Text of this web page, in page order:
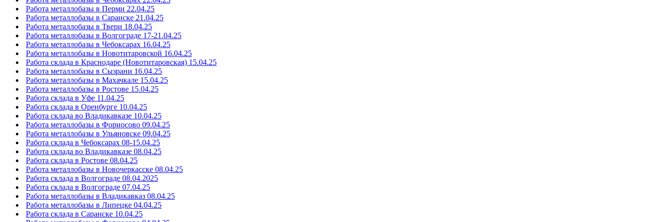
Работа металлобазы в Перми 22.04.25
Работа металлобазы в Саранске 21.04.25
Работа металлобазы в Твери 18.04.25
Работа металлобазы в Волгограде 17-21.04.25
Работа металлобазы в Чебоксарах 16.04.25
Работа металлобазы в Новотитаровской 16.04.25
Работа склада в Краснодаре (Новотитаровская) 15.04.25
Работа металлобазы в Сызрани 16.04.25
Работа металлобазы в Махачкале 15.04.25
Работа металлобазы в Ростове 15.04.25
Работа склада в Уфе 11.04.25
Работа склада в Оренбурге 10.04.25
Работа склада во Владикавказе 10.04.25
Работа металлобазы в Форносово 09.04.25
Работа металлобазы в Ульяновске 09.04.25
Работа склада в Чебоксарах 08-15.04.25
Работа склада во Владикавказе 08.04.25
Работа склада в Ростове 08.04.25
Работа металлобазы в Новочеркасске 08.04.25
Работа склада в Волгограде 08.04.2025
Работа склада в Волгограде 07.04.25
Работа металлобазы в Владикавказ 08.04.25
Работа металлобазы в Липецке 04.04.25
Работа склада в Саранске 10.04.25